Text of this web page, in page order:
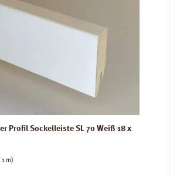
Profil Sockelleiste SL 70 Weiß 18 x
m)